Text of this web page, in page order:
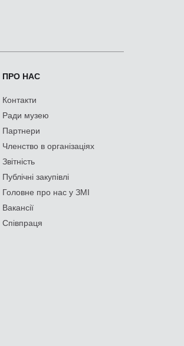
ПРО НАС
Контакти
Ради музею
Партнери
Членство в організаціях
Звітність
Публічні закупівлі
Головне про нас у ЗМІ
Вакансії
Співпраця